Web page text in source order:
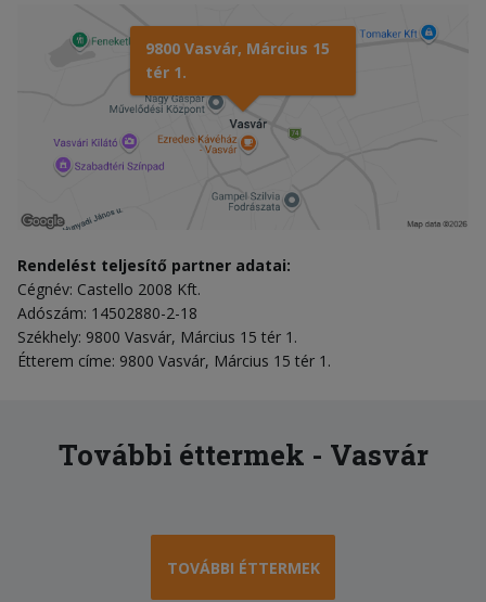
9800 Vasvár, Március 15
tér 1.
Rendelést teljesítő partner adatai:
Cégnév: Castello 2008 Kft.
Adószám: 14502880-2-18
Székhely: 9800 Vasvár, Március 15 tér 1.
Étterem címe: 9800 Vasvár, Március 15 tér 1.
További éttermek - Vasvár
TOVÁBBI ÉTTERMEK